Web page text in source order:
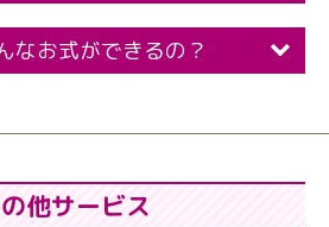
なお式ができるの？
他サービス